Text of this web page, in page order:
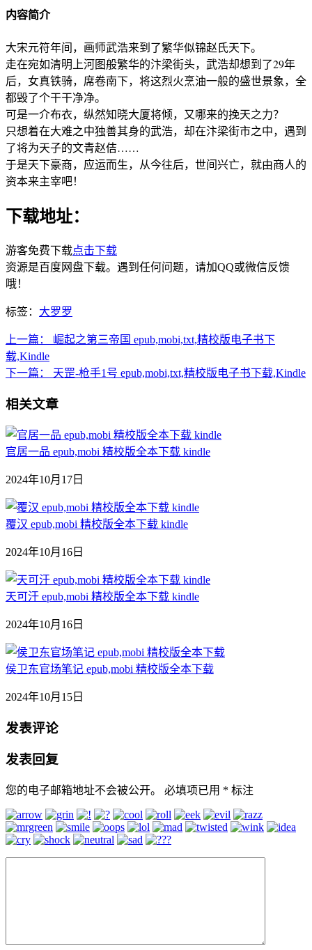
内容简介
大宋元符年间，画师武浩来到了繁华似锦赵氏天下。
走在宛如清明上河图般繁华的汴梁街头，武浩却想到了29年
后，女真铁骑，席卷南下，将这烈火烹油一般的盛世景象，全
都毁了个干干净净。
可是一介布衣，纵然知晓大厦将倾，又哪来的挽天之力？
只想着在大难之中独善其身的武浩，却在汴梁街市之中，遇到
了将为天子的文青赵佶……
于是天下豪商，应运而生，从今往后，世间兴亡，就由商人的
资本来主宰吧！
下载地址：
游客免费下载点击下载
资源是百度网盘下载。遇到任何问题，请加QQ或微信反馈
哦！
标签： 大罗罗
上一篇：
崛起之第三帝国 epub,mobi,txt,精校版电子书下
载,Kindle
下一篇：
天罡-枪手1号 epub,mobi,txt,精校版电子书下载,Kindle
相关文章
官居一品 epub,mobi 精校版全本下载 kindle
2024年10月17日
覆汉 epub,mobi 精校版全本下载 kindle
2024年10月16日
天可汗 epub,mobi 精校版全本下载 kindle
2024年10月16日
侯卫东官场笔记 epub,mobi 精校版全本下载
2024年10月15日
发表评论
发表回复
您的电子邮箱地址不会被公开。 必填项已用 * 标注